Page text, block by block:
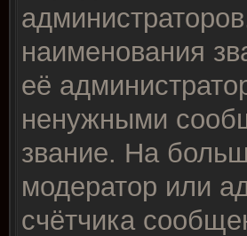
наименования
её
ненужными
звание. На
модератор или
счётчика